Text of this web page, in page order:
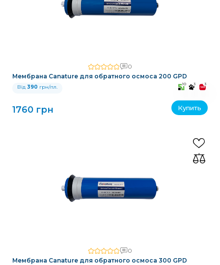
0
Мембрана Canature для обратного осмоса 200 GPD
Від 390 грн/пл. 10 3 3
1760 грн Купить
0
Мембрана Canature для обратного осмоса 300 GPD